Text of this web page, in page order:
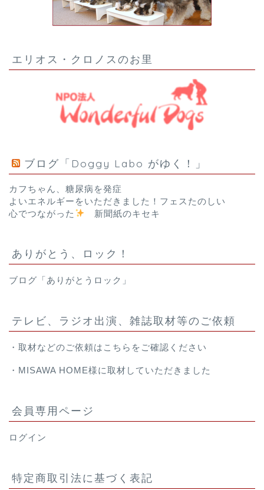
エリオス・クロノスのお里
ブログ「Doggy Labo がゆく！」
カフちゃん、糖尿病を発症
よいエネルギーをいただきました！フェスたのしい
心でつながった
新聞紙のキセキ
ありがとう、ロック！
ブログ「ありがとうロック」
テレビ、ラジオ出演、雑誌取材等のご依頼
・取材などのご依頼は こちら をご確認ください
・ MISAWA HOME様に取材していただきました
会員専用ページ
ログイン
特定商取引法に基づく表記